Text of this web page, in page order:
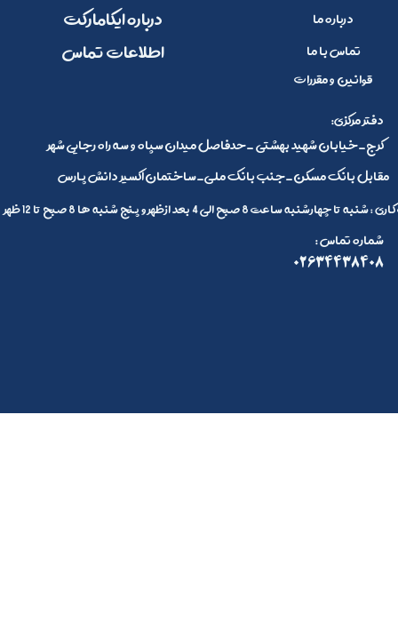
درباره ما
تماس با ما
قوانین و مقررات
​​درباره ایکامارکت
​اطلاعات تماس
کرج_خیابان شهید بهشتی _حدفاصل میدان سپاه و سه راه رجایی شهر
مقابل بانک مسکن_جنب بانک ملی_ساختمان اکسیر دانش پارس
:دفتر مرکزی
چهارشنبه ساعت 8 صبح الی 4 بعد ازظهر و پنج شنبه ها 8 صبح تا 12 ظهر
: شماره تماس
02634438408